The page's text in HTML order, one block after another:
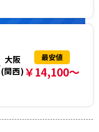
大阪
(関西)
最安値
￥14,100～